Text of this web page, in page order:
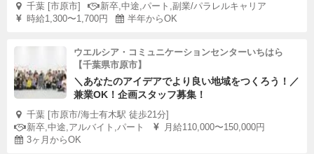
千葉 [市原市]
新卒,中途,パート,副業/パラレルキャリア
時給1,300〜1,700円
半年からOK
ウエルシア・コミュニケーションセンターいちはら
【千葉県市原市】
＼あなたのアイデアでより良い地域をつくろう！／
兼業OK！企画スタッフ募集！
千葉 [市原市/海士有木駅 徒歩21分]
新卒,中途,アルバイト,パート
月給110,000〜150,000円
3ヶ月からOK